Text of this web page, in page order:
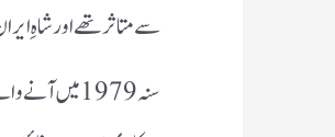
سے متاثر تھے اور شاہِ
سنہ 1979